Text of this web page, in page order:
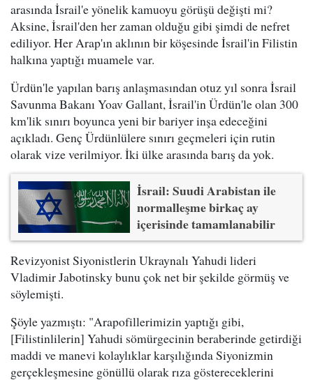
arasında İsrail'e yönelik kamuoyu görüşü değişti mi?
Aksine, İsrail'den her zaman olduğu gibi şimdi de nefret
ediliyor. Her Arap'ın aklının bir köşesinde İsrail'in Filistin
halkına yaptığı muamele var.
Ürdün'le yapılan barış anlaşmasından otuz yıl sonra İsrail
Savunma Bakanı Yoav Gallant, İsrail'in Ürdün'le olan 300
km'lik sınırı boyunca yeni bir bariyer inşa edeceğini
açıkladı. Genç Ürdünlülere sınırı geçmeleri için rutin
olarak vize verilmiyor. İki ülke arasında barış da yok.
İsrail: Suudi Arabistan ile
normalleşme birkaç ay
içerisinde tamamlanabilir
Revizyonist Siyonistlerin Ukraynalı Yahudi lideri
Vladimir Jabotinsky bunu çok net bir şekilde görmüş ve
söylemişti.
Şöyle yazmıştı: "Arapofillerimizin yaptığı gibi,
[Filistinlilerin] Yahudi sömürgecinin beraberinde getirdiği
maddi ve manevi kolaylıklar karşılığında Siyonizmin
gerçekleşmesine gönüllü olarak rıza göstereceklerini